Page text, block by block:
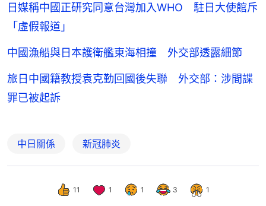
日媒稱中國正研究同意台灣加入WHO 駐日大使館斥
「虛假報道」
中國漁船與日本護衛艦東海相撞 外交部透露細節
旅日中國籍教授袁克勤回國後失聯 外交部：涉間諜
罪已被起訴
中日關係 新冠肺炎
11 1 1 3 1